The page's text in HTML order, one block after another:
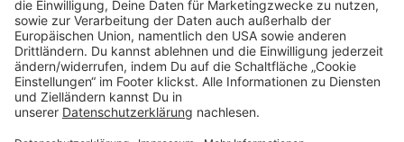
Impressum AGB Widerrufsbelehrung